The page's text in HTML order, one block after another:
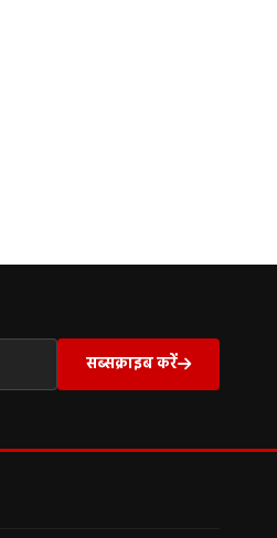
सब्सक्राइब करें